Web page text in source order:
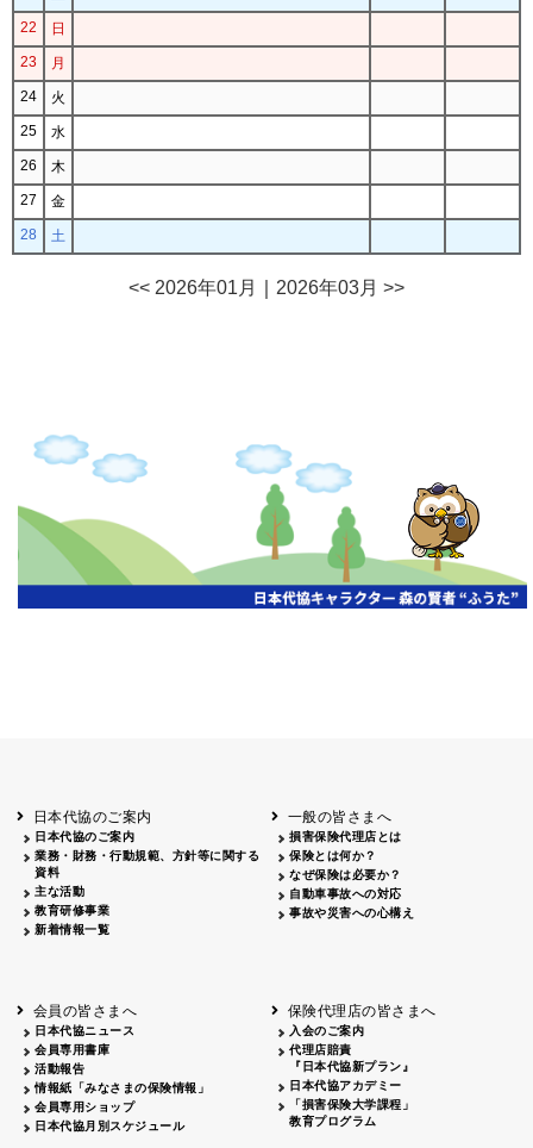
22
日
23
月
24
火
25
水
26
木
27
金
28
土
<< 2026年01月 2026年03月 >>
日本代協のご案内
日本代協のご案内
業務・財務・行動規範、方針等に関する
資料
主な活動
教育研修事業
新着情報一覧
一般の皆さまへ
損害保険代理店とは
保険とは何か？
なぜ保険は必要か？
自動車事故への対応
事故や災害への心構え
会員の皆さまへ
日本代協ニュース
会員専用書庫
活動報告
情報紙「みなさまの保険情報」
会員専用ショップ
日本代協月別スケジュール
保険代理店の皆さまへ
入会のご案内
代理店賠責
『日本代協新プラン』
日本代協アカデミー
「損害保険大学課程」
教育プログラム